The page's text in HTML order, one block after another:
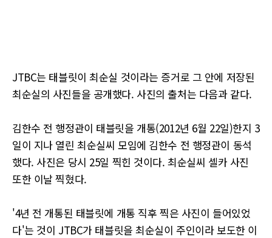
JTBC는 태블릿이 최순실 것이라는 증거로 그 안에 저장된
최순실의 사진들을 공개했다. 사진의 출처는 다음과 같다.
김한수 전 행정관이 태블릿을 개통(2012년 6월 22일)한지 3
일이 지나 열린 최순실씨 모임에 김한수 전 행정관이 동석
했다. 사진은 당시 25일 찍힌 것이다. 최순실씨 셀카 사진
또한 이날 찍혔다.
'4년 전 개통된 태블릿에 개통 직후 찍은 사진이 들어있었
다'는 것이 JTBC가 태블릿을 최순실이 주인이라 보도한 이